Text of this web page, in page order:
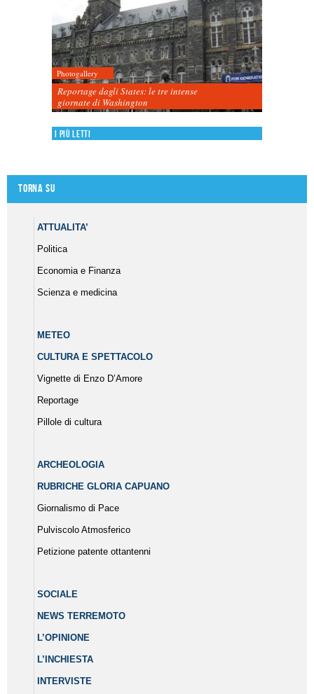
Photogallery
Reportage dagli States: le tre intense
giornate di Washington
I più letti
Torna su
ATTUALITA’
Politica
Economia e Finanza
Scienza e medicina
METEO
CULTURA E SPETTACOLO
Vignette di Enzo D’Amore
Reportage
Pillole di cultura
ARCHEOLOGIA
RUBRICHE GLORIA CAPUANO
Giornalismo di Pace
Pulviscolo Atmosferico
Petizione patente ottantenni
SOCIALE
NEWS TERREMOTO
L’OPINIONE
L’INCHIESTA
INTERVISTE